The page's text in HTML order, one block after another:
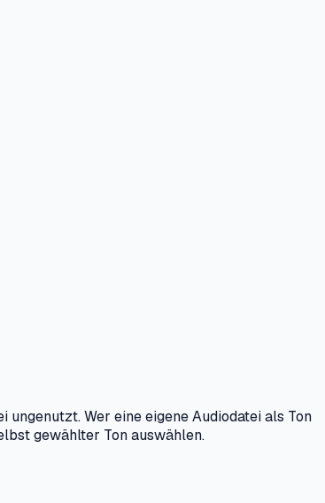
Wer eine eigene Audiodatei als Ton
gewählter Ton auswählen.